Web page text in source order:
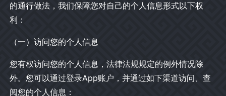
的通行做法，我们保障您对自己的个人信息形式以下权
利：
（一）访问您的个人信息
您有权访问您的个人信息，法律法规规定的例外情况除
外。您可以通过登录App账户，并通过如下渠道访问、查
阅您的个人信息：